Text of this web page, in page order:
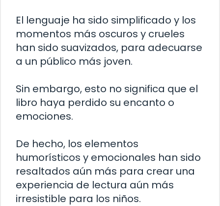
El lenguaje ha sido simplificado y los
momentos más oscuros y crueles
han sido suavizados, para adecuarse
a un público más joven.
Sin embargo, esto no significa que el
libro haya perdido su encanto o
emociones.
De hecho, los elementos
humorísticos y emocionales han sido
resaltados aún más para crear una
experiencia de lectura aún más
irresistible para los niños.